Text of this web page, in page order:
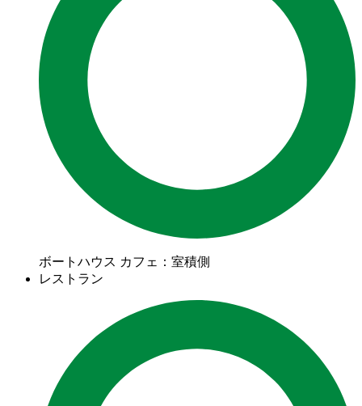
ボートハウス カフェ：室積側
レストラン